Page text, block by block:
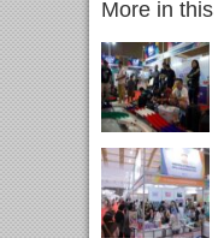
More in